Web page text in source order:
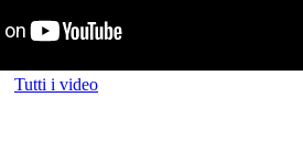
Tutti i video